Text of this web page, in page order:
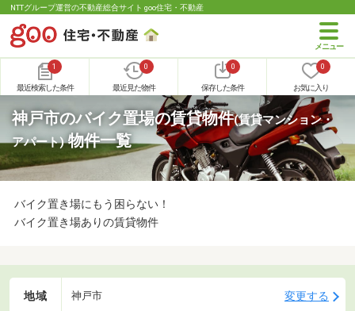
NTTグループ運営の不動産総合サイト goo住宅・不動産
1
最近検索した条件
0
最近見た物件
0
保存した条件
0
お気に入り
神戸市のバイク置場の賃貸物件(賃貸マンション・
アパート)物件一覧
バイク置き場にもう困らない！
バイク置き場ありの賃貸物件
地域 神戸市 変更する